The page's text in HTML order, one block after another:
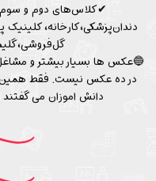
✔کلاس‌های دوم و
دندان‌پزشکی،کارخانه،
🔵عکس ها بسیار بیشتر و
در ده عکس نیست. فقط همین
دانش اموزان می گفتند